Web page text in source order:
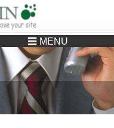
どこに頼んでいいか分からない
☰ MENU